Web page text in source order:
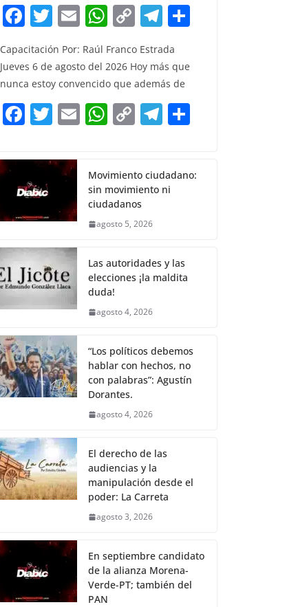
F
a
c
e
b
o
k
T
itt
er
E
m
ai
l
W
at
s
A
p
C
p
y
Li
n
T
el
e
gr
a
m
Capacitación Por: Raúl Franco Estrada
Jueves 6 de agosto del 2026 Hoy más que
nunca estoy convencido que además de
F
c
e
b
o
o
k
T
itt
er
E W
s
A
p
C
y
Li
n
T
gr
a
e
Movimiento ciudadano:
sin movimiento ni
ciudadanos
agosto 5, 2026
Las autoridades y las
elecciones ¡la maldita
duda!
agosto 4, 2026
“Los políticos debemos
hablar con hechos, no
con palabras”: Agustín
Dorantes.
agosto 4, 2026
El derecho de las
audiencias y la
manipulación desde el
poder: La Carreta
agosto 3, 2026
En septiembre candidato
de la alianza Morena-
Verde-PT; también del
PAN